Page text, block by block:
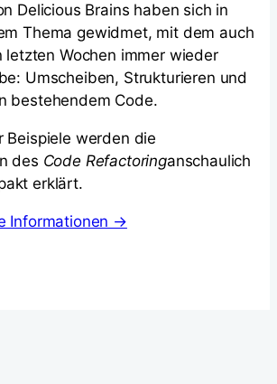
Delicious Brains haben sich in
Thema gewidmet, mit dem auch
letzten Wochen immer wieder
Umscheiben, Strukturieren und
bestehendem Code.
Beispiele werden die
des Code Refactoringanschaulich
erklärt.
Informationen →